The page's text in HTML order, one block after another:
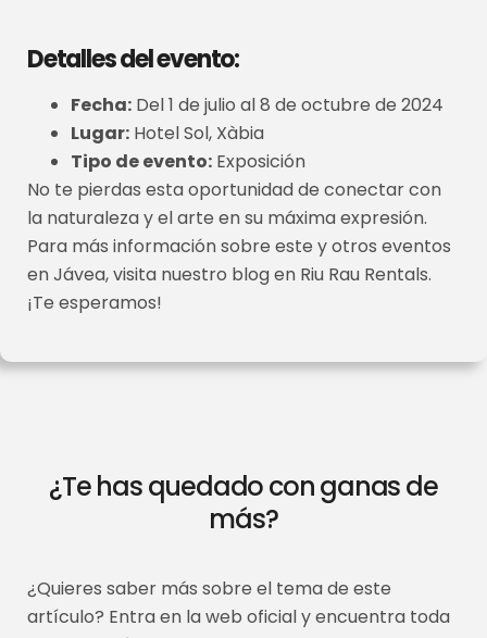
Detalles del evento:
Fecha: Del 1 de julio al 8 de octubre de 2024
Lugar: Hotel Sol, Xàbia
Tipo de evento: Exposición
No te pierdas esta oportunidad de conectar con
la naturaleza y el arte en su máxima expresión.
Para más información sobre este y otros eventos
en Jávea, visita nuestro blog en Riu Rau Rentals.
¡Te esperamos!
¿Te has quedado con ganas de
más?
¿Quieres saber más sobre el tema de este
artículo? Entra en la web oficial y encuentra toda